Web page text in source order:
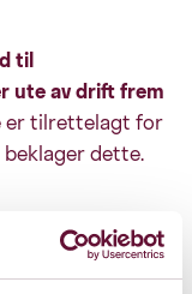
til
ute av drift frem
er tilrettelagt for
dette.